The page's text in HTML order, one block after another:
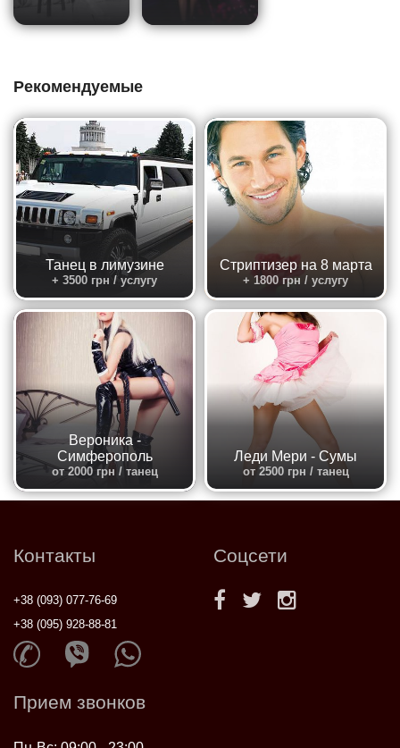
Рекомендуемые
Танец в лимузине
+ 3500 грн / услугу
Стриптизер на 8 марта
+ 1800 грн / услугу
Вероника -
Симферополь
от 2000 грн / танец
Леди Мери - Сумы
от 2500 грн / танец
Контакты
+38 (093) 077-76-69
+38 (095) 928-88-81
Соцсети
Прием звонков